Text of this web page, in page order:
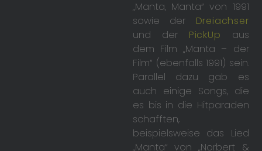
„Manta, Manta“ von 1991
sowie der Dreiachser
und der PickUp aus
dem Film „Manta – der
Film“ (ebenfalls 1991) sein.
Parallel dazu gab es
auch einige Songs, die
es bis in die Hitparaden
schafften,
beispielsweise das Lied
„Manta“ von „Norbert &